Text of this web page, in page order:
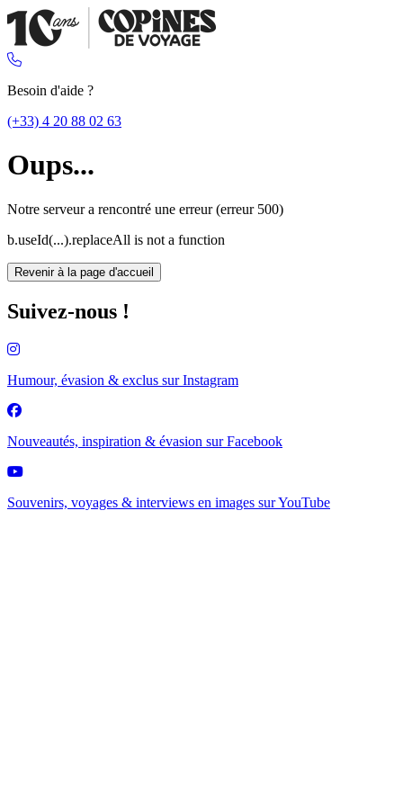
Besoin d'aide ?
(+33) 4 20 88 02 63
Oups...
Notre serveur a rencontré une erreur (erreur 500)
b.useId(...).replaceAll is not a function
Revenir à la page d'accueil
Suivez-nous !
Humour, évasion & exclus surInstagram
Nouveautés, inspiration & évasion surFacebook
Souvenirs, voyages & interviews en images surYouTube